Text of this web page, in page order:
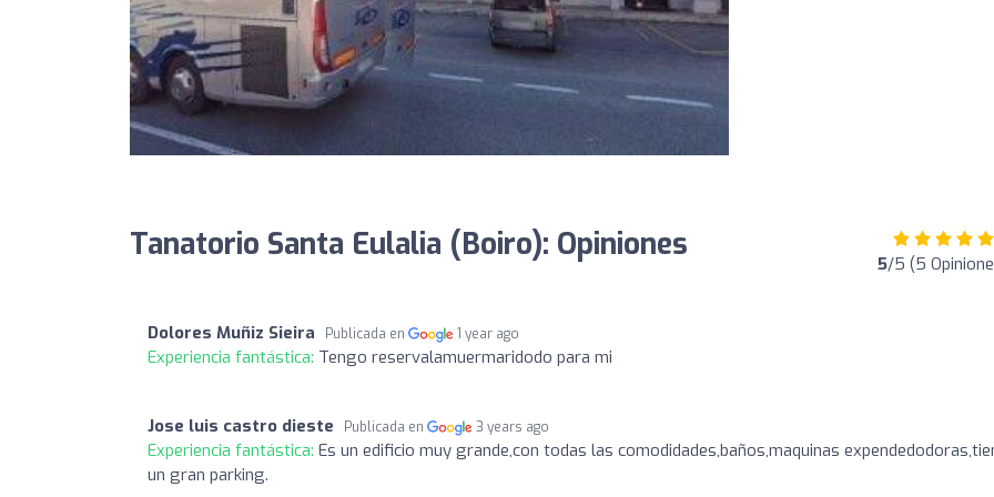
Tanatorio Santa Eulalia (Boiro): Opiniones 5/5 (5
Dolores Muñiz Sieira Publicada en 1 year ago
Experiencia fantástica: Tengo reservalamuermaridodo para mi
Jose luis castro dieste Publicada en 3 years ago
Experiencia fantástica: Es un edificio muy grande,con todas las comodidades,baños,maquinas
un gran parking.